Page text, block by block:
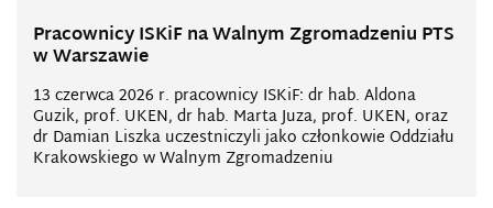
Pracownicy ISKiF na Walnym Zgromadzeniu PTS
w Warszawie
13 czerwca 2026 r. pracownicy ISKiF: dr hab. Aldona
Guzik, prof. UKEN, dr hab. Marta Juza, prof. UKEN, oraz
dr Damian Liszka uczestniczyli jako członkowie Oddziału
Krakowskiego w Walnym Zgromadzeniu